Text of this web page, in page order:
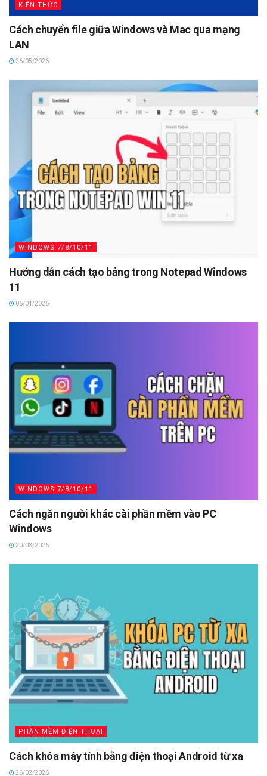
KIẾN THỨC
Cách chuyển file giữa Windows và Mac qua mạng
LAN
26/05/2026
WINDOWS 7/8/10/11
Hướng dẫn cách tạo bảng trong Notepad Windows
11
06/04/2026
WINDOWS 7/8/10/11
Cách ngăn người khác cài phần mềm vào PC
Windows
20/03/2026
PHẦN MỀM ĐIỆN THOẠI
Cách khóa máy tính bằng điện thoại Android từ xa
26/02/2026